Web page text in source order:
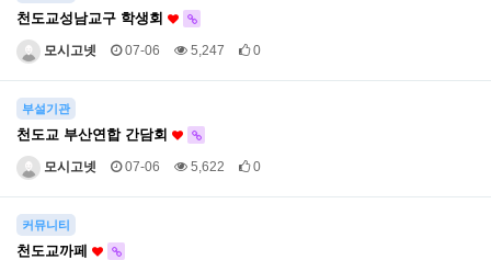
천도교성남교구 학생회
모시고넷 07-06 5,247 0
부설기관
천도교 부산연합 간담회
모시고넷 07-06 5,622 0
커뮤니티
천도교까페